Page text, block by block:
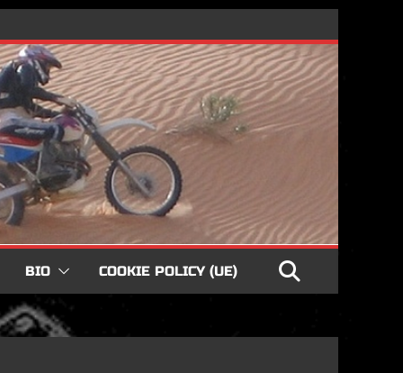
BIO COOKIE POLICY (UE)